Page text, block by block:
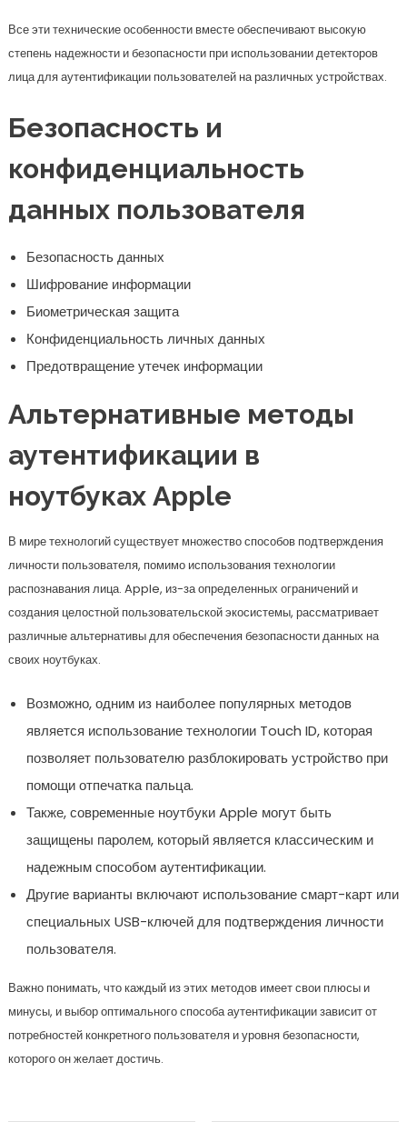
Все эти технические особенности вместе обеспечивают высокую
степень надежности и безопасности при использовании детекторов
лица для аутентификации пользователей на различных устройствах.
Безопасность и
конфиденциальность
данных пользователя
Безопасность данных
Шифрование информации
Биометрическая защита
Конфиденциальность личных данных
Предотвращение утечек информации
Альтернативные методы
аутентификации в
ноутбуках Apple
В мире технологий существует множество способов подтверждения
личности пользователя, помимо использования технологии
распознавания лица. Apple, из-за определенных ограничений и
создания целостной пользовательской экосистемы, рассматривает
различные альтернативы для обеспечения безопасности данных на
своих ноутбуках.
Возможно, одним из наиболее популярных методов
является использование технологии Touch ID, которая
позволяет пользователю разблокировать устройство при
помощи отпечатка пальца.
Также, современные ноутбуки Apple могут быть
защищены паролем, который является классическим и
надежным способом аутентификации.
Другие варианты включают использование смарт-карт или
специальных USB-ключей для подтверждения личности
пользователя.
Важно понимать, что каждый из этих методов имеет свои плюсы и
минусы, и выбор оптимального способа аутентификации зависит от
потребностей конкретного пользователя и уровня безопасности,
которого он желает достичь.